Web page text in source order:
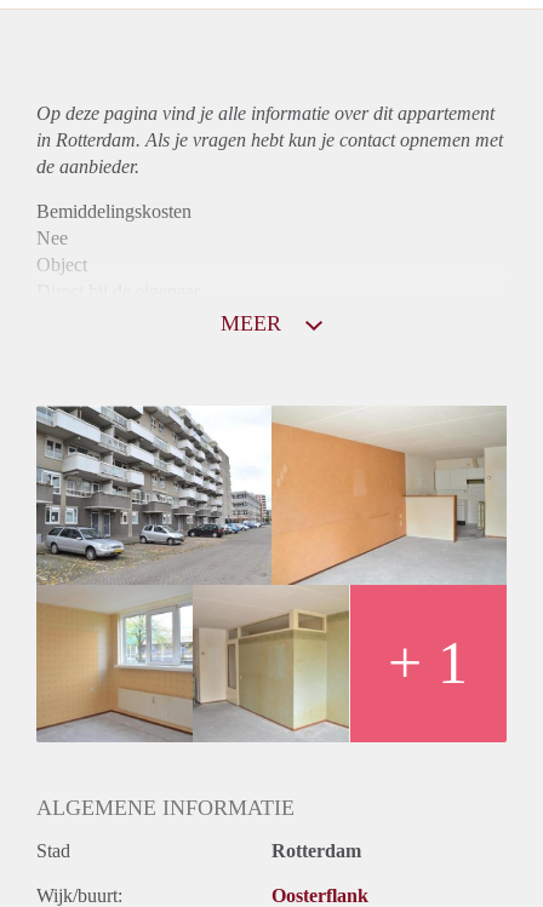
Op deze pagina vind je alle informatie over ditappartement
in Rotterdam. Als je vragen hebt kun je contact opnemen met
de aanbieder.
Bemiddelingskosten
Nee
Object
Huurtoeslag
Mogelijk
Inkomen eis
N.V.T.
Huurtermijn
Onbepaalde termijn
Oplevering
Kaal
MEER
+ 1
ALGEMENE INFORMATIE
Stad Rotterdam
Wijk/buurt: Oosterflank